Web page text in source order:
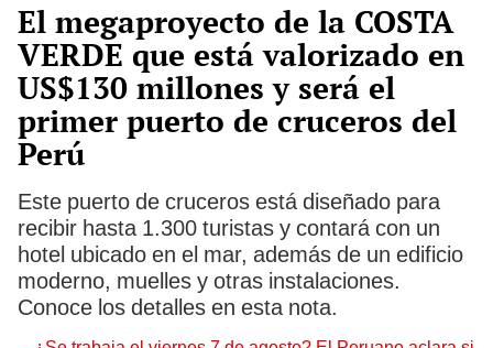
El megaproyecto de la COSTA
VERDE que está valorizado en
US$130 millones y será el
primer puerto de cruceros del
Perú
Este puerto de cruceros está diseñado para
recibir hasta 1.300 turistas y contará con un
hotel ubicado en el mar, además de un edificio
moderno, muelles y otras instalaciones.
Conoce los detalles en esta nota.